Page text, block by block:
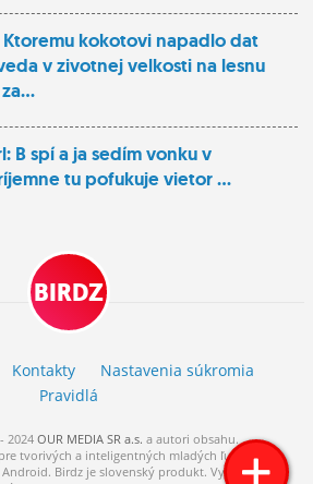
kokotovi napadlo dat
v zivotnej velkosti na lesnu
B spí a ja sedím vonku v
tu pofukuje vietor ...
BIRDZ
Kontakty
Nastavenia súkromia
Pravidlá
2024 OUR MEDIA SR a.s. a autori obsahu.
tvorivých a inteligentných mladých ľudí.
Birdz je slovenský produkt. Vytvorené s